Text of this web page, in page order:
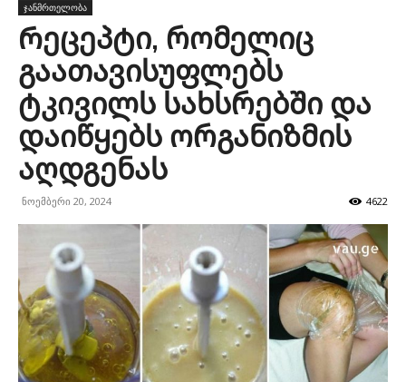
ჯანმრთელობა
Რეცეპტი, რომელიც
გაათავისუფლებს
ტკივილს სახსრებში და
დაიწყებს ორგანიზმის
აღდგენას
ნოემბერი 20, 2024 4622